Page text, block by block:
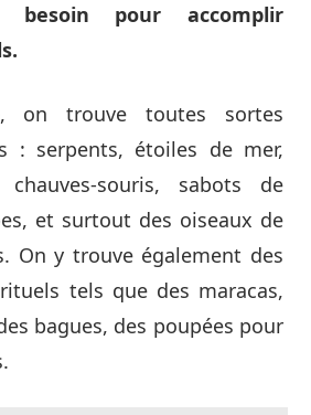
pour accomplir
on trouve toutes sortes
: serpents, étoiles de mer,
souris, sabots de
et surtout des oiseaux de
On y trouve également des
tels que des maracas,
bagues, des poupées pour